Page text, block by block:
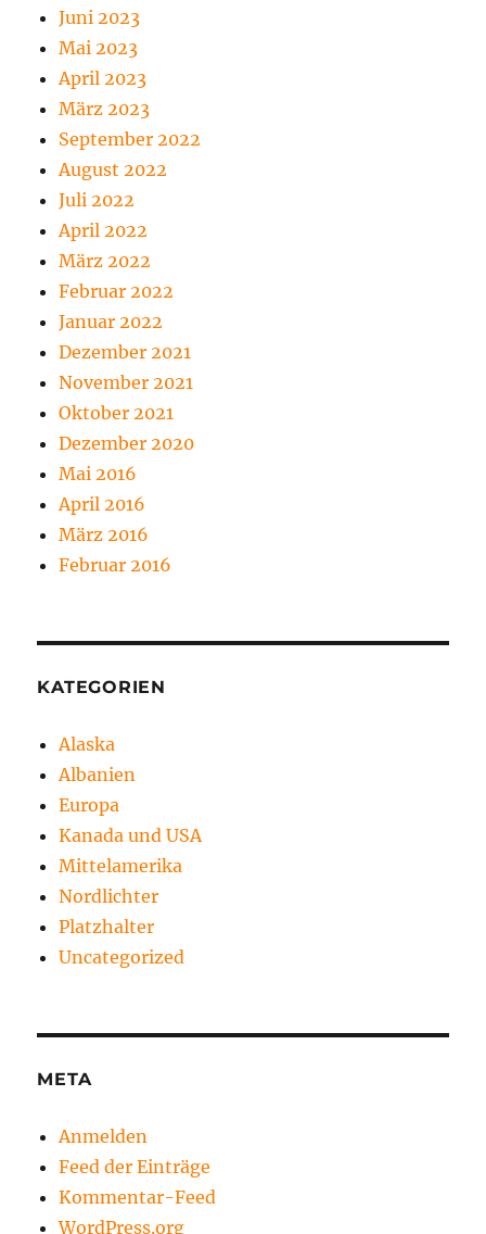
Juni 2023
Mai 2023
April 2023
März 2023
September 2022
August 2022
Juli 2022
April 2022
März 2022
Februar 2022
Januar 2022
Dezember 2021
November 2021
Oktober 2021
Dezember 2020
Mai 2016
April 2016
März 2016
Februar 2016
KATEGORIEN
Alaska
Albanien
Europa
Kanada und USA
Mittelamerika
Nordlichter
Platzhalter
Uncategorized
META
Anmelden
Feed der Einträge
Kommentar-Feed
WordPress.org